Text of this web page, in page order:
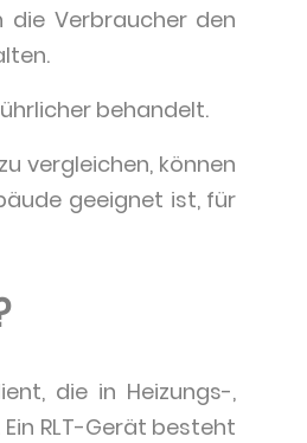
die Verbraucher den
behandelt.
vergleichen, können
geeignet ist, für
die in Heizungs-,
RLT-Gerät besteht